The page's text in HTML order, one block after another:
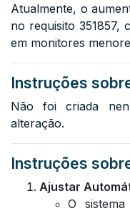
Atualmente, o
no requisito 351857,
em monitores
Instruções
Não foi criada
alteração.
Instruções
Ajustar
O